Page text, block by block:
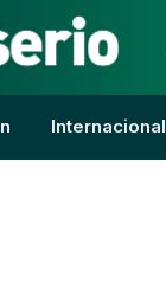
Internacional